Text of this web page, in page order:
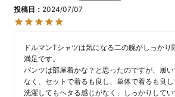
投稿日
2024/07/07
ドルマンTシャツは気になる二の腕がしっか
満足です。
パンツは部屋着かな？と思ったのですが、履
なく、セットで着るも良し、単体で着るも良し
洗濯してもヘタる感じがなく、しっかりしてい